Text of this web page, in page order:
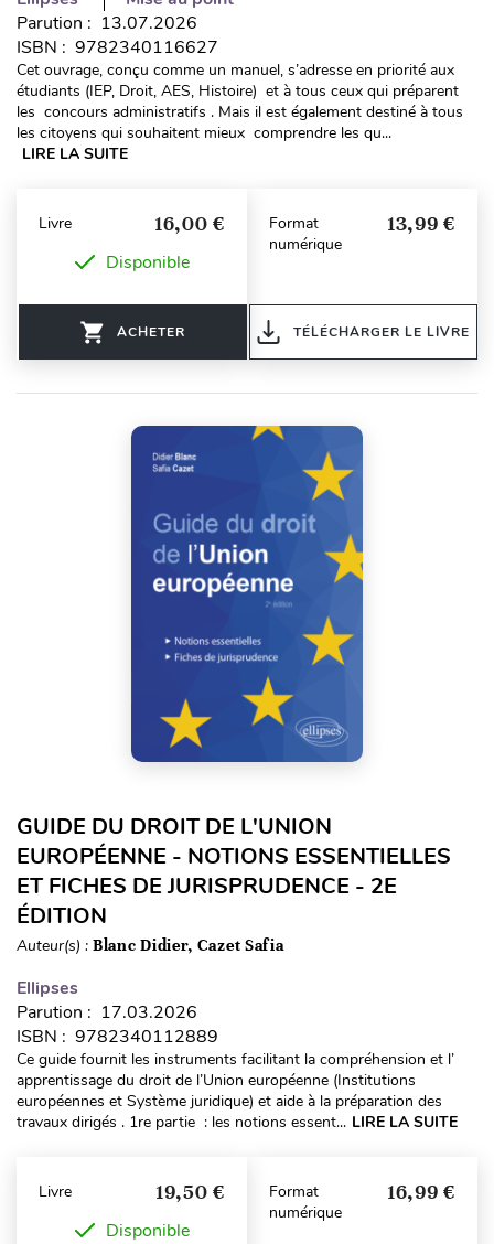
Parution : 13.07.2026
ISBN : 9782340116627
Cet ouvrage, conçu comme un manuel, s’adresse en priorité aux
étudiants (IEP, Droit, AES, Histoire) et à tous ceux qui préparent
les concours administratifs . Mais il est également destiné à tous
les citoyens qui souhaitent mieux comprendre les qu...
LIRE LA SUITE
Livre 16,00 €
Disponible
ACHETER
Format
numérique
13,99 €
TÉLÉCHARGER LE LIVRE
GUIDE DU DROIT DE L'UNION
EUROPÉENNE - NOTIONS ESSENTIELLES
ET FICHES DE JURISPRUDENCE - 2E
ÉDITION
Auteur(s) : Blanc Didier, Cazet Safia
Ellipses
Parution : 17.03.2026
ISBN : 9782340112889
Ce guide fournit les instruments facilitant la compréhension et l’
apprentissage du droit de l’Union européenne (Institutions
européennes et Système juridique) et aide à la préparation des
travaux dirigés . 1re partie : les notions essent... LIRE LA SUITE
Livre 19,50 €
Disponible
Format
numérique
16,99 €